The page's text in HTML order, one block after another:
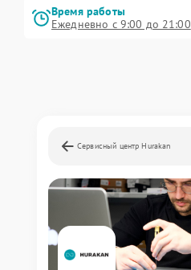
Время работы
Ежедневно с 9:00 до 21:00
Сервисный центр Hurakan